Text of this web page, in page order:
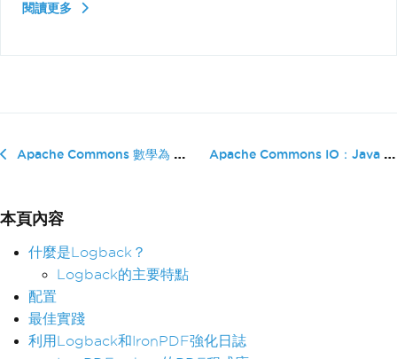
閱讀更多
Apache Commons 數學為 Java 開發者 Apache Commons IO：Java I/O 實用...
本頁內容
什麼是Logback？
Logback的主要特點
配置
最佳實踐
利用Logback和IronPDF強化日誌